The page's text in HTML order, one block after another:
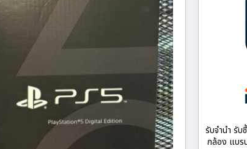
รับจำนำ รั
กล้อง แบร